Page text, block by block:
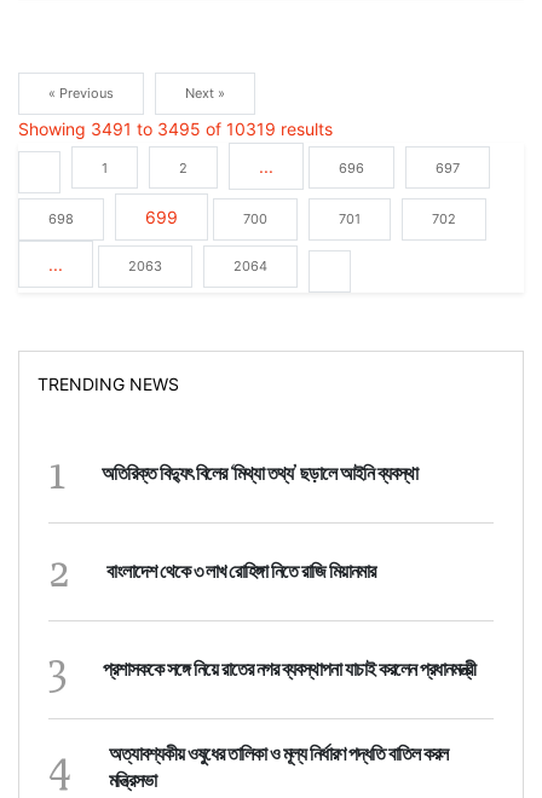
« Previous Next »
Showing 3491 to 3495 of 10319 results
1 2 ... 696 697
698 699 700 701 702
... 2063 2064
TRENDING NEWS
1 অতিরিক্ত বিদ্যুৎ বিলের ‘মিথ্যা তথ্য’ ছড়ালে আইনি ব্যবস্থা
2 বাংলাদেশ থেকে ৩ লাখ রোহিঙ্গা নিতে রাজি মিয়ানমার
3 প্রশাসককে সঙ্গে নিয়ে রাতের নগর ব্যবস্থাপনা যাচাই করলেন প্রধানমন্ত্রী
4
অত্যাবশ্যকীয় ওষুধের তালিকা ও মূল্য নির্ধারণ পদ্ধতি বাতিল করল
মন্ত্রিসভা